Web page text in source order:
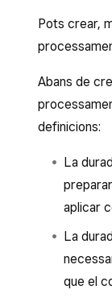
Pots crear,
Abans de
definicions:
La
aplicar
La
que el